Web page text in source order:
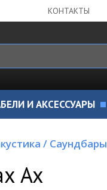
КОНТАКТЫ
И АКСЕССУАРЫ
/ Саундбары
Ax